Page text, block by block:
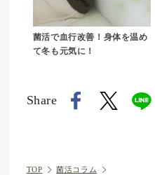
菌活で血行改善！身体を温め
て冬も元気に！
Share
TOP 菌活コラム